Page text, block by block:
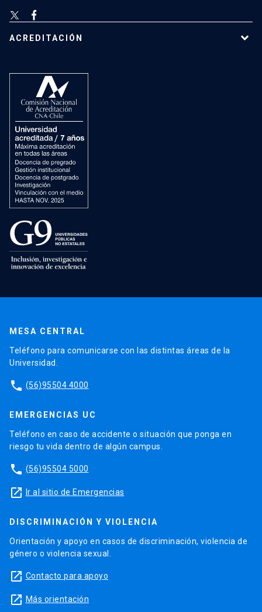
ACREDITACIÓN
MESA CENTRAL
Teléfono para comunicarse con las distintas áreas de la
Universidad.
phone (56)95504 4000
EMERGENCIAS UC
Teléfono en caso de accidente o situación que ponga en
riesgo tu vida dentro de algún campus.
phone (56)95504 5000
launch Ir al sitio de Emergencias
DISCRIMINACIÓN Y VIOLENCIA
Orientación y apoyo en casos de discriminación, violencia de
género o violencia sexual.
launch Contacto para apoyo
launch Más orientación